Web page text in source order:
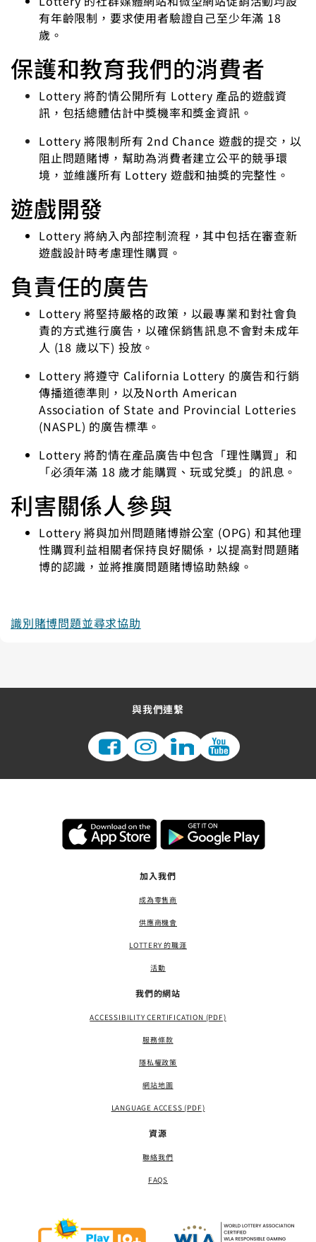
有年齡限制，要求使用者驗證自己至少年滿 18
歲。
保護和教育我們的消費者
Lottery 將酌情公開所有 Lottery 產品的遊戲資
訊，包括總體估計中獎機率和獎金資訊。
Lottery 將限制所有 2nd Chance 遊戲的提交，以
阻止問題賭博，幫助為消費者建立公平的競爭環
境，並維護所有 Lottery 遊戲和抽獎的完整性。
遊戲開發
Lottery 將納入內部控制流程，其中包括在審查新
遊戲設計時考慮理性購買。
負責任的廣告
Lottery 將堅持嚴格的政策，以最專業和對社會負
責的方式進行廣告，以確保銷售訊息不會對未成年
人 (18 歲以下) 投放。
Lottery 將遵守 California Lottery 的廣告和行銷
傳播道德準則，以及North American
Association of State and Provincial Lotteries
(NASPL) 的廣告標準。
Lottery 將酌情在產品廣告中包含「理性購買」和
「必須年滿 18 歲才能購買、玩或兌獎」的訊息。
利害關係人參與
Lottery 將與加州問題賭博辦公室 (OPG) 和其他理
性購買利益相關者保持良好關係，以提高對問題賭
博的認識，並將推廣問題賭博協助熱線。
識別賭博問題並尋求協助
與我們連繫
加入我們
成為零售商
供應商機會
LOTTERY 的職涯
活動
我們的網站
ACCESSIBILITY CERTIFICATION (PDF)
服務條款
隱私權政策
網站地圖
LANGUAGE ACCESS (PDF)
資源
聯絡我們
FAQS